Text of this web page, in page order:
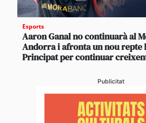
Esports
Aaron Ganal no continuarà al
Andorra i afronta un nou repte
Principat per continuar
Publicitat